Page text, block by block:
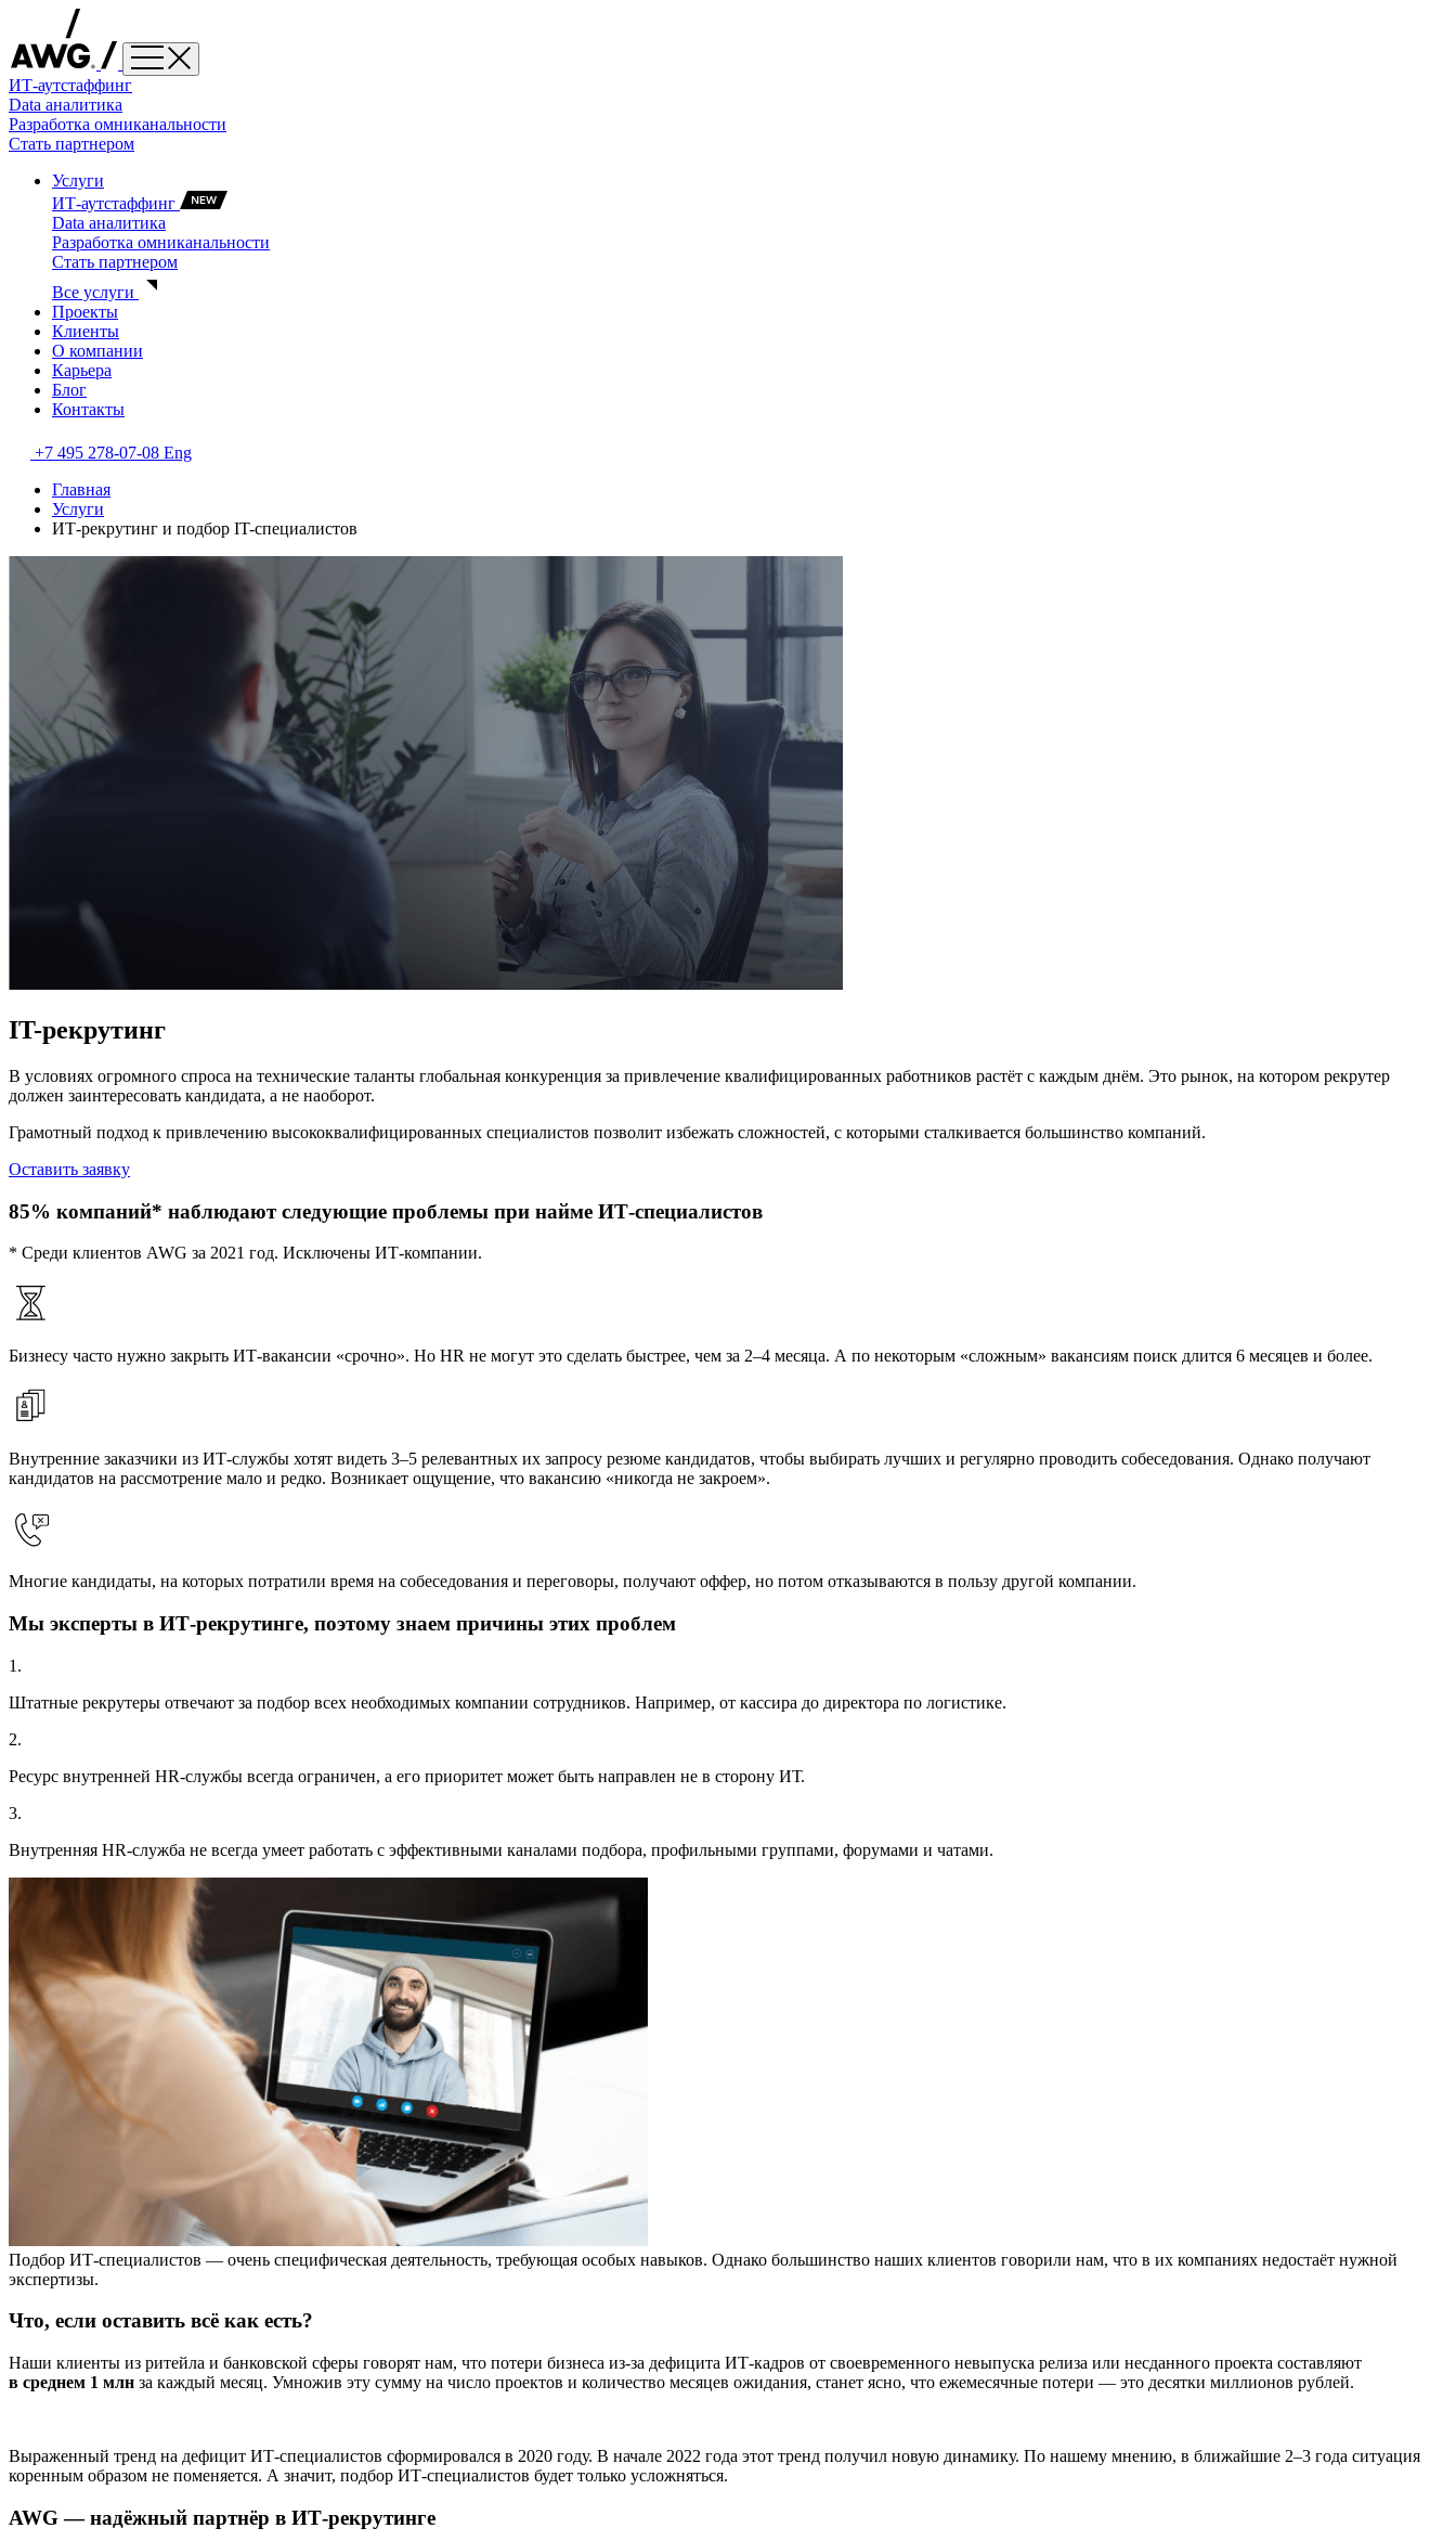
ИТ-аутстаффинг
Data аналитика
Разработка омниканальности
Стать партнером
Услуги
ИТ-аутстаффинг
Data аналитика
Разработка омниканальности
Стать партнером
Все услуги
Проекты
Клиенты
О компании
Карьера
Блог
Контакты
+7 495 278-07-08 Eng
Главная
Услуги
ИТ-рекрутинг и подбор IT-специалистов
IT-рекрутинг
В условиях огромного спроса на технические таланты глобальная конкуренция за привлечение квалифицированных работников растёт с каждым днём. Это рынок, на котором рекрутер
должен заинтересовать кандидата, а не наоборот.
Грамотный подход к привлечению высококвалифицированных специалистов позволит избежать сложностей, с которыми сталкивается большинство компаний.
Оставить заявку
85% компаний* наблюдают следующие проблемы при найме ИТ-специалистов
* Среди клиентов AWG за 2021 год. Исключены ИТ-компании.
Бизнесу часто нужно закрыть ИТ-вакансии «срочно». Но HR не могут это сделать быстрее, чем за 2–4 месяца. А по некоторым «сложным» вакансиям поиск длится 6 месяцев и более.
Внутренние заказчики из ИТ-службы хотят видеть 3–5 релевантных их запросу резюме кандидатов, чтобы выбирать лучших и регулярно проводить собеседования. Однако получают
кандидатов на рассмотрение мало и редко. Возникает ощущение, что вакансию «никогда не закроем».
Многие кандидаты, на которых потратили время на собеседования и переговоры, получают оффер, но потом отказываются в пользу другой компании.
Мы эксперты в ИТ-рекрутинге, поэтому знаем причины этих проблем
1.
Штатные рекрутеры отвечают за подбор всех необходимых компании сотрудников. Например, от кассира до директора по логистике.
2.
Ресурс внутренней HR-службы всегда ограничен, а его приоритет может быть направлен не в сторону ИТ.
3.
Внутренняя HR-служба не всегда умеет работать с эффективными каналами подбора, профильными группами, форумами и чатами.
Подбор ИТ-специалистов — очень специфическая деятельность, требующая особых навыков. Однако большинство наших клиентов говорили нам, что в их компаниях недостаёт нужной
экспертизы.
Что, если оставить всё как есть?
Наши клиенты из ритейла и банковской сферы говорят нам, что потери бизнеса из-за дефицита ИТ-кадров от своевременного невыпуска релиза или несданного проекта составляют
в среднем 1 млн за каждый месяц. Умножив эту сумму на число проектов и количество месяцев ожидания, станет ясно, что ежемесячные потери — это десятки миллионов рублей.
Выраженный тренд на дефицит ИТ-специалистов сформировался в 2020 году. В начале 2022 года этот тренд получил новую динамику. По нашему мнению, в ближайшие 2–3 года ситуация
коренным образом не поменяется. А значит, подбор ИТ-специалистов будет только усложняться.
AWG — надёжный партнёр в ИТ-рекрутинге